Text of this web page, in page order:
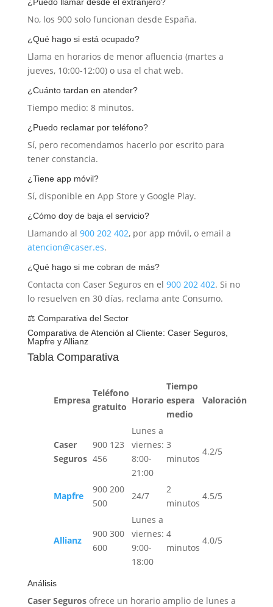
No, los 900 solo funcionan desde España.
¿Qué hago si está ocupado?
Llama en horarios de menor afluencia (martes a
jueves, 10:00-12:00) o usa el chat web.
¿Cuánto tardan en atender?
Tiempo medio: 8 minutos.
¿Puedo reclamar por teléfono?
Sí, pero recomendamos hacerlo por escrito para
tener constancia.
¿Tiene app móvil?
Sí, disponible en App Store y Google Play.
¿Cómo doy de baja el servicio?
Llamando al 900 202 402, por app móvil, o email a
atencion@caser.es.
¿Qué hago si me cobran de más?
Contacta con Caser Seguros en el 900 202 402. Si no
lo resuelven en 30 días, reclama ante Consumo.
⚖️ Comparativa del Sector
Comparativa de Atención al Cliente: Caser Seguros,
Mapfre y Allianz
Tabla Comparativa
Empresa
Teléfono
gratuito
Horario
Tiempo
espera
medio
Valoración
Caser
Seguros
900 123
456
Lunes a
viernes:
8:00-
21:00
3
minutos
4.2/5
Mapfre
900 200
500
24/7
2
minutos
4.5/5
Allianz
900 300
600
Lunes a
viernes:
9:00-
18:00
4
minutos
4.0/5
Análisis
Caser Segurosofrece un horario amplio de lunes a